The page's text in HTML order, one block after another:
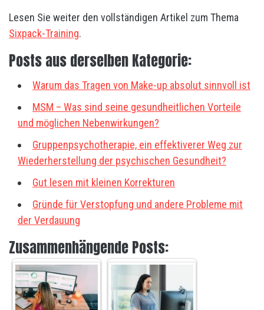
Lesen Sie weiter den vollständigen Artikel zum Thema
Sixpack-Training.
Posts aus derselben Kategorie:
Warum das Tragen von Make-up absolut sinnvoll ist
MSM – Was sind seine gesundheitlichen Vorteile
und möglichen Nebenwirkungen?
Gruppenpsychotherapie, ein effektiverer Weg zur
Wiederherstellung der psychischen Gesundheit?
Gut lesen mit kleinen Korrekturen
Gründe für Verstopfung und andere Probleme mit
der Verdauung
Zusammenhängende Posts: